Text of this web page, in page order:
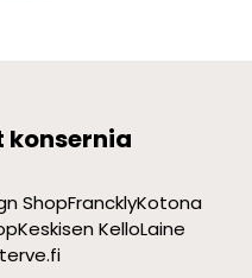
konsernia
ShopFrancklyKotona
Keskisen KelloLaine